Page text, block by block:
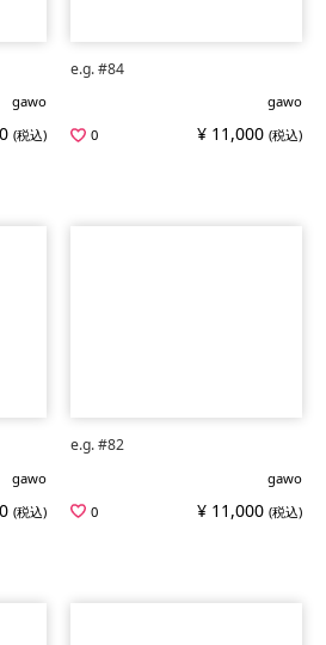
gawo
(税込)
e.g. #84
gawo
0
¥ 11,000 (税込)
gawo
(税込)
e.g. #82
gawo
0
¥ 11,000 (税込)